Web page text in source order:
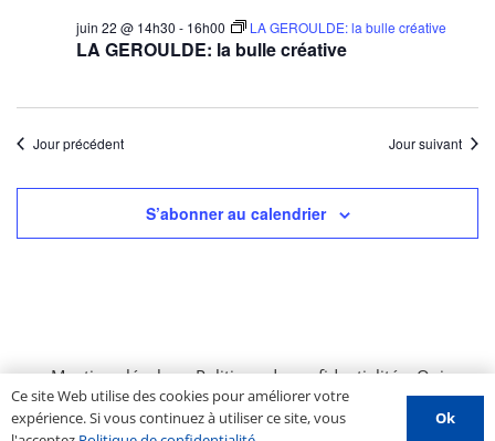
LA GEROULDE: la bulle créative
juin 22 @ 14h30 - 16h00 LA GEROULDE: la bulle créative
Jour précédent Jour suivant
S’abonner au calendrier
Mentions légales–Politique de confidentialité–Qui
sommes nous ?–Contactez-nous –Espace PROS
Soumettre un évènement
Ce site Web utilise des cookies pour améliorer votre
expérience. Si vous continuez à utiliser ce site, vous
Ok